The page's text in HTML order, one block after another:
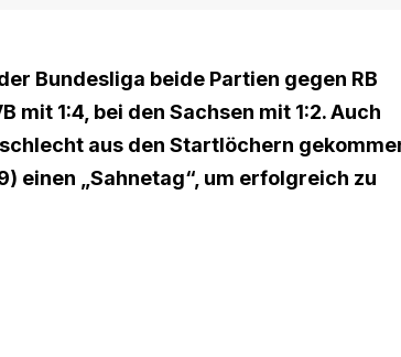
Bundesliga beide Partien gegen RB
mit 1:4, bei den Sachsen mit 1:2. Auch
aus den Startlöchern
einen „Sahnetag“, um erfolgreich zu